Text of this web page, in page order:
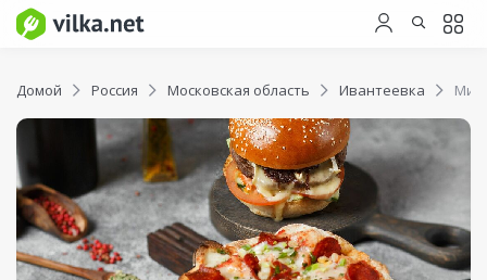
Домой Россия Московская область Ивантеевка